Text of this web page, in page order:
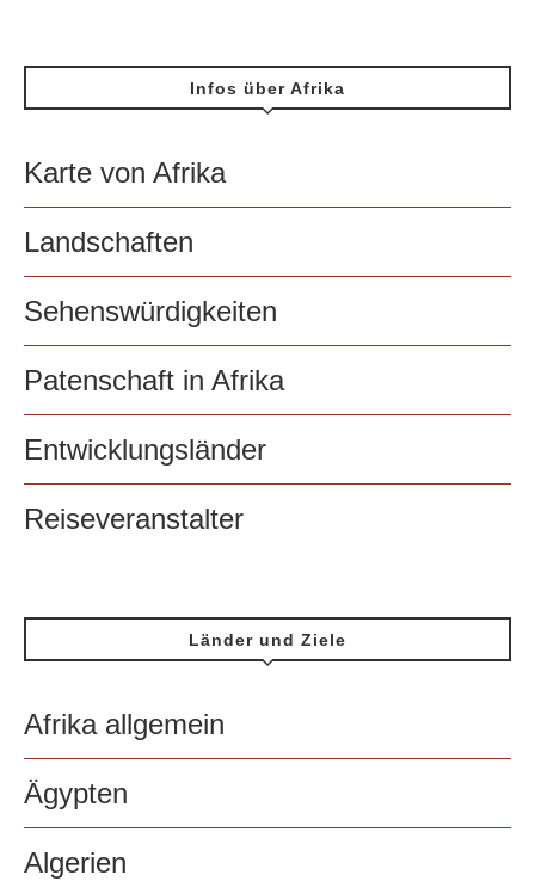
Infos über Afrika
Karte von Afrika
Landschaften
Sehenswürdigkeiten
Patenschaft in Afrika
Entwicklungsländer
Reiseveranstalter
Länder und Ziele
Afrika allgemein
Ägypten
Algerien